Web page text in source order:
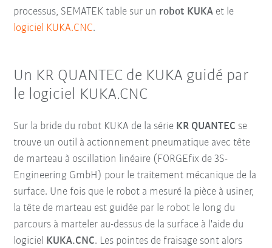
processus, SEMATEK table sur un robot KUKA et le
logiciel KUKA.CNC.
Un KR QUANTEC de KUKA guidé par
le logiciel KUKA.CNC
Sur la bride du robot KUKA de la série KR QUANTEC se
trouve un outil à actionnement pneumatique avec tête
de marteau à oscillation linéaire (FORGEfix de 3S-
Engineering GmbH) pour le traitement mécanique de la
surface. Une fois que le robot a mesuré la pièce à usiner,
la tête de marteau est guidée par le robot le long du
parcours à marteler au-dessus de la surface à l'aide du
logiciel KUKA.CNC. Les pointes de fraisage sont alors